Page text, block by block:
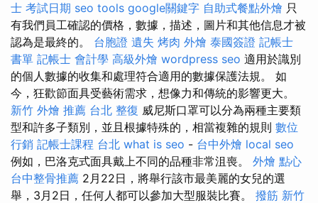
士 考試日期 seo tools google關鍵字 自助式餐點外燴 只
有我們員工確認的價格，數據，描述，圖片和其他信息才被
認為是最終的。 台胞證 遺失 烤肉 外燴 泰國簽證 記帳士
書單 記帳士 會計學 高級外燴 wordpress seo 適用於識別
的個人數據的收集和處理符合適用的數據保護法規。 如
今，狂歡節面具受藝術需求，想像力和傳統的影響更大。
新竹 外燴 推薦 台北 整復 威尼斯口罩可以分為兩種主要類
型和許多子類別，並且根據特殊的，相當複雜的規則 數位
行銷 記帳士課程 台北 what is seo - 台中外燴 local seo
例如，巴洛克式面具戴上不同的品種非常沮喪。 外燴 點心
台中整骨推薦 2月22日，將舉行該市最美麗的女兒的選
舉，3月2日，任何人都可以參加大型服裝比賽。 撥筋 新竹